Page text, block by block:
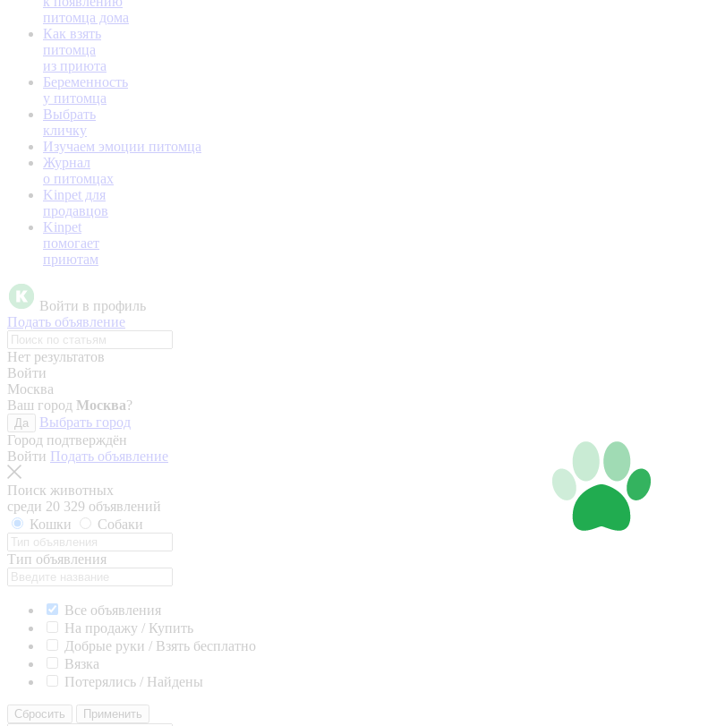
питомца дома
Как взять
питомца
из приюта
Беременность
у питомца
Выбрать
кличку
Изучаем эмоции питомца
Журнал
о питомцах
Kinpet для
продавцов
Kinpet
помогает
приютам
Войти в профиль
Подать объявление
Нет результатов
Войти
Москва
Ваш город Москва?
Да
Выбрать город
Город подтверждён
Войти Подать объявление
Поиск животных
среди 20 329 объявлений
Кошки
Собаки
Тип объявления
Все объявления
На продажу / Купить
Добрые руки / Взять бесплатно
Вязка
Потерялись / Найдены
Сбросить Применить